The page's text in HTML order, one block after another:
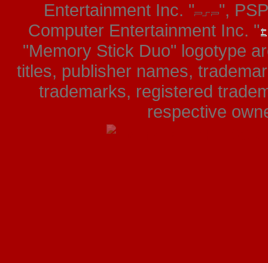
Entertainment Inc. "
",
Computer Entertainment Inc. "
"Memory Stick Duo" logotype
titles, publisher names,
trademarks, registered
respective